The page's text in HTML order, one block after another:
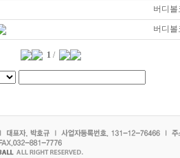
버디볼
버디볼
1 /